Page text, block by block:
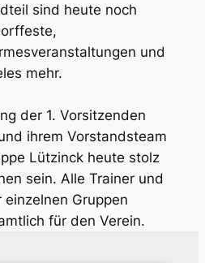
sind heute noch
und
mehr.
der 1. Vorsitzenden
ihrem Vorstandsteam
Lützinck heute stolz
sein. Alle Trainer und
einzelnen Gruppen
für den Verein.